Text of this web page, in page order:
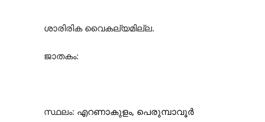
ശാരിരിക വൈകല്യമില്ല.
ജാതകം:
സ്ഥലം: എറണാകുളം, പെരുമ്പാവൂർ